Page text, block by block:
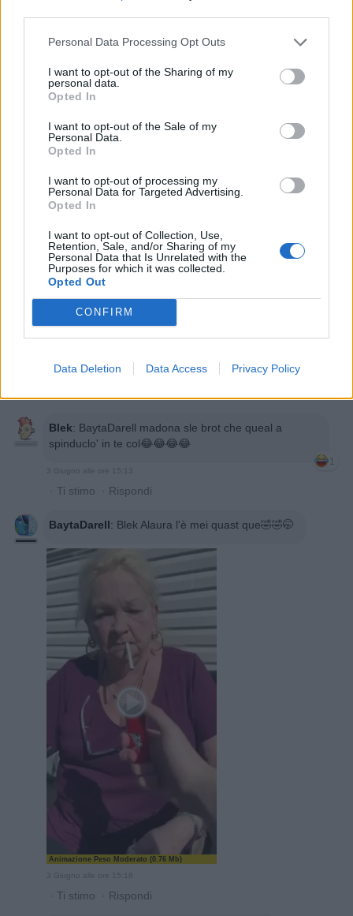
Personal Data Processing Opt Outs
I want to opt-out of the Sharing of my
personal data.
Opted In
I want to opt-out of the Sale of my
Personal Data.
Opted In
I want to opt-out of processing my
Personal Data for Targeted Advertising.
Opted In
I want to opt-out of Collection, Use,
Retention, Sale, and/or Sharing of my
Personal Data that Is Unrelated with the
Purposes for which it was collected.
Opted Out
CONFIRM
Data Deletion Data Access Privacy Policy
3 Giugno alle ore 11:59
· Ti stimo
Blek: A parte l'ortaggio che una signora come te,
poteva evitare di nominare,onde evitare battute,per il
resto è verovero👏👏
Ti stimo·Rispondi
3 Giugno alle ore 15:08
Blek: BaytaDarell madona sle brot che queal a
spinduclo' in te col😂😂😂😂
1
3 Giugno alle ore 15:13
· Ti stimo · Rispondi
BaytaDarell: Blek Alaura l'è mei quast que🤣🤣🤭
Animazione Peso Moderato (0.76 Mb)
3 Giugno alle ore 15:18
· Ti stimo · Rispondi